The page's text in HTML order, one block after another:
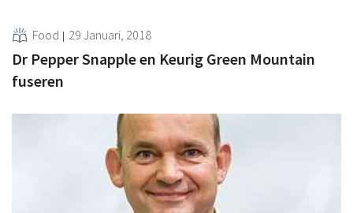
Food 29 Januari, 2018
Dr Pepper Snapple en Keurig Green Mountain
fuseren